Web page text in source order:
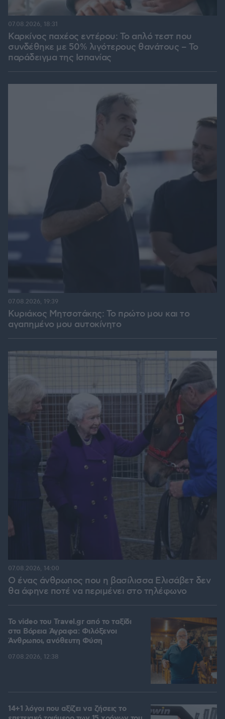
Καρκίνος παχέος εντέρου: Το απλό τεστ που
συνδέθηκε με 50% λιγότερους θανάτους – Το
παράδειγμα της Ισπανίας
07.08.2026, 18:31
Κυριάκος Μητσοτάκης: Το πρώτο μου και το
αγαπημένο μου αυτοκίνητο
07.08.2026, 19:39
Ο ένας άνθρωπος που η βασίλισσα Ελισάβετ δεν
θα άφηνε ποτέ να περιμένει στο τηλέφωνο
07.08.2026, 14:00
To video του Travel.gr από το ταξίδι
στα Βόρεια Άγραφα: Φιλόξενοι
Άνθρωποι, ανόθευτη Φύση
07.08.2026, 12:38
14+1 λόγοι που αξίζει να ζήσεις το